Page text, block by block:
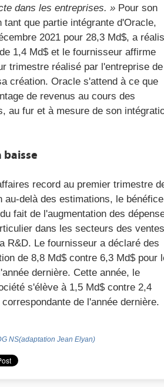
dans les entreprises. » Pour son
tant que partie intégrante d'Oracle,
2021 pour 28,3 Md$, a
1,4 Md$ et le fournisseur affirme
trimestre réalisé par l'entreprise de
création. Oracle s'attend à ce que
de revenus au cours des
au fur et à mesure de son
baisse
record au premier trimestre
au-delà des estimations, le bénéfice
fait de l'augmentation des
dans les secteurs des
R&D. Le fournisseur a déclaré des
de 8,8 Md$ contre 6,3 Md$ pour
dernière. Cette année, le
s'élève à 1,5 Md$ contre 2,4
de l'année dernière.
NS(adaptation Jean Elyan)